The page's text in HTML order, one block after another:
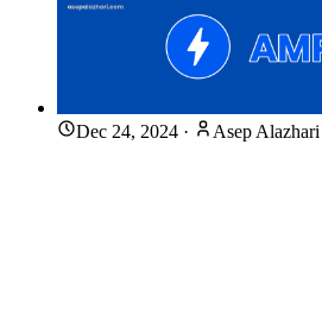
Dec 24, 2024 · Asep Alazhari